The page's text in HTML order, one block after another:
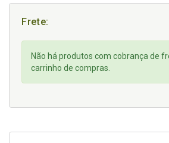
Frete:
Não há produtos com cobrança de
carrinho de compras.